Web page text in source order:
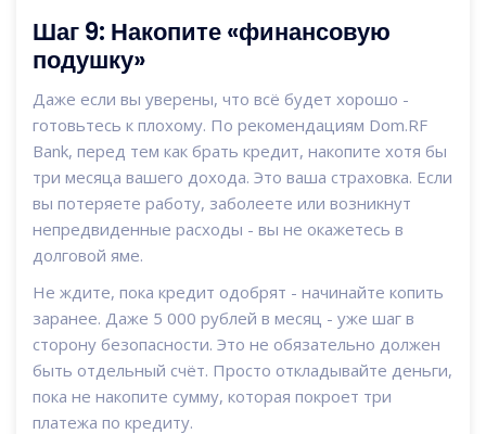
Шаг 9: Накопите «финансовую
подушку»
Даже если вы уверены, что всё будет хорошо -
готовьтесь к плохому. По рекомендациям Dom.RF
Bank, перед тем как брать кредит, накопите хотя бы
три месяца вашего дохода. Это ваша страховка. Если
вы потеряете работу, заболеете или возникнут
непредвиденные расходы - вы не окажетесь в
долговой яме.
Не ждите, пока кредит одобрят - начинайте копить
заранее. Даже 5 000 рублей в месяц - уже шаг в
сторону безопасности. Это не обязательно должен
быть отдельный счёт. Просто откладывайте деньги,
пока не накопите сумму, которая покроет три
платежа по кредиту.